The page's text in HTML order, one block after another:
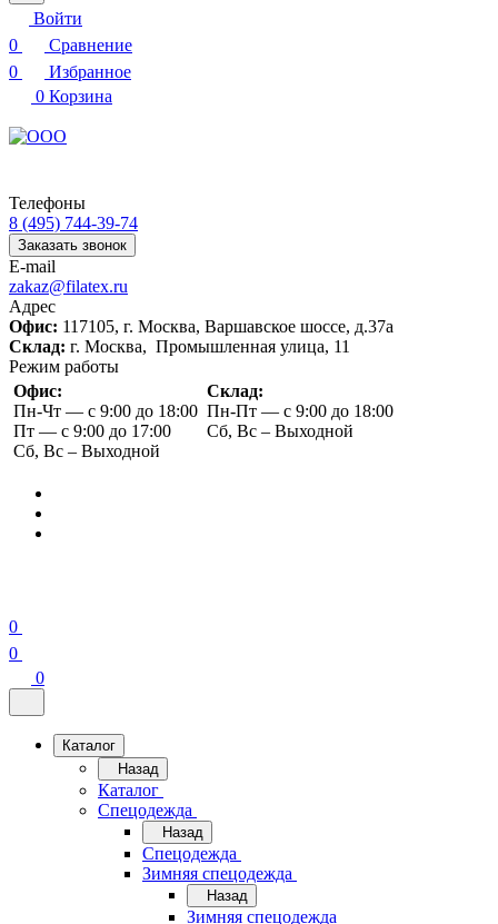
Войти
0
Сравнение
0
Избранное
0 Корзина
Телефоны
8 (495) 744-39-74
Заказать звонок
E-mail
zakaz@filatex.ru
Адрес
Офис: 117105, г. Москва, Варшавское шоссе, д.37а
Склад: г. Москва, Промышленная улица, 11
Режим работы
Офис:
Пн-Чт — с 9:00 до 18:00
Пт — с 9:00 до 17:00
Сб, Вс – Выходной
Склад:
Пн-Пт — с 9:00 до 18:00
Сб, Вс – Выходной
0
0
0
Каталог
Назад
Каталог
Спецодежда
Назад
Спецодежда
Зимняя спецодежда
Назад
Зимняя спецодежда